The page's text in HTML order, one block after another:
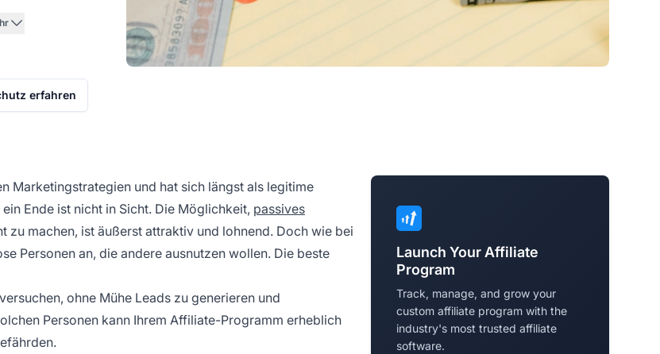
erfahren
und hat sich längst als legitime
Ende ist nicht in Sicht. Die Möglichkeit, passives
zu machen, ist äußerst attraktiv und lohnend. Doch wie bei
Personen an, die andere ausnutzen wollen. Die beste
ohne Mühe Leads zu generieren und
Personen kann Ihrem Affiliate-Programm erheblich
Launch Your Affiliate
Program
Track, manage, and grow your
custom affiliate program with the
industry's most trusted affiliate
software.